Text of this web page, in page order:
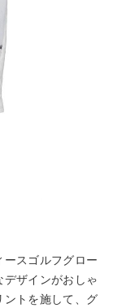
ースゴルフグロー
デザインがおしゃ
ントを施して、グ